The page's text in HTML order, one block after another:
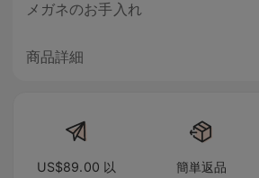
メガネのお手入れ
商品詳細
US$89.00 以
簡単返品